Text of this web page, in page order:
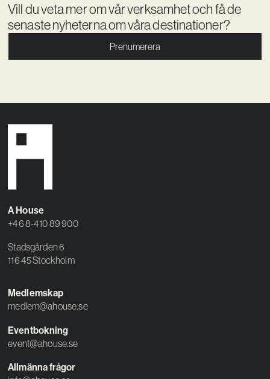
Vill du veta mer om vår verksamhet och få de
senaste nyheterna om våra destinationer?
Prenumerera
A House
+46 8-410 89 900
Stadsgården 6
116 45 Stockholm
Medlemskap
medlem@ahouse.se
Eventbokning
event@ahouse.se
Allmänna frågor